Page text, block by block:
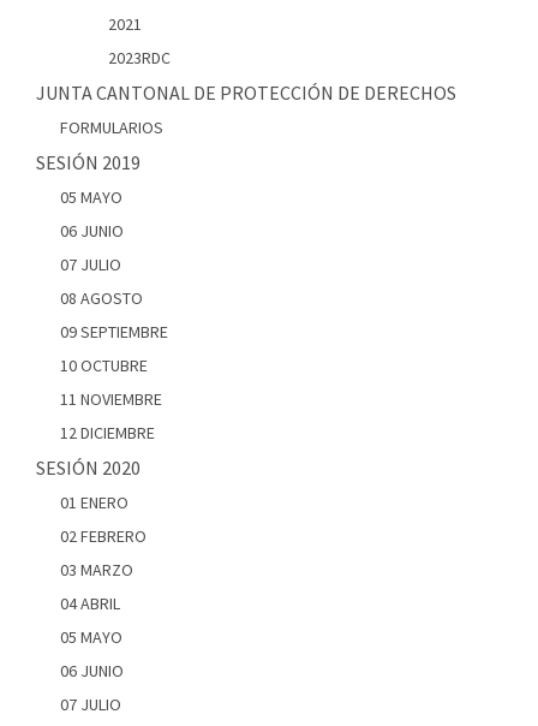
2021
2023RDC
JUNTA CANTONAL DE PROTECCIÓN DE DERECHOS
FORMULARIOS
SESIÓN 2019
05 MAYO
06 JUNIO
07 JULIO
08 AGOSTO
09 SEPTIEMBRE
10 OCTUBRE
11 NOVIEMBRE
12 DICIEMBRE
SESIÓN 2020
01 ENERO
02 FEBRERO
03 MARZO
04 ABRIL
05 MAYO
06 JUNIO
07 JULIO